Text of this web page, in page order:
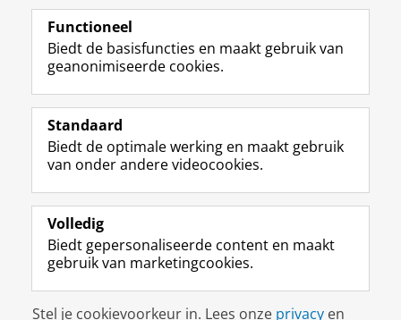
diversiteit, leiderschap en ethisch gedrag.
Over deze blog
Via deze blog vertalen onze experts hun
(actuele) wetenschappelijke kennis naar
praktische, heldere en toegankelijke inzichten.
Disclaimer & Copyright
Functioneel
Biedt de basisfuncties en maakt gebruik van
geanonimiseerde cookies.
Standaard
Biedt de optimale werking en maakt gebruik
van onder andere videocookies.
Volledig
Biedt gepersonaliseerde content en maakt
gebruik van marketingcookies.
Stel je cookievoorkeur in. Lees onze privacy en